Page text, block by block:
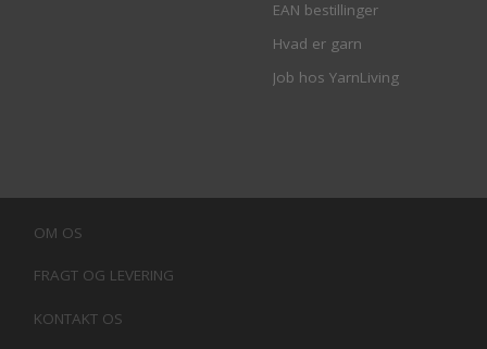
EAN bestillinger
Hvad er garn
Job hos YarnLiving
OM OS
FRAGT OG LEVERING
KONTAKT OS